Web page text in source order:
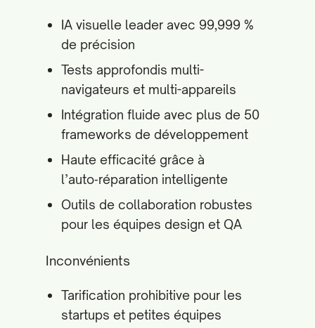
IA visuelle leader avec 99,999 %
de précision
Tests approfondis multi-
navigateurs et multi-appareils
Intégration fluide avec plus de 50
frameworks de développement
Haute efficacité grâce à
l’auto‑réparation intelligente
Outils de collaboration robustes
pour les équipes design et QA
Inconvénients
Tarification prohibitive pour les
startups et petites équipes